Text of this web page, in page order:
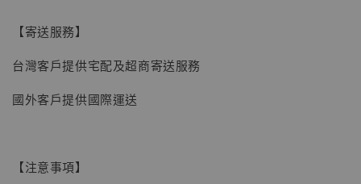
【寄送服務】
台灣客戶提供宅配及超商寄送服務
國外客戶提供國際運送
【注意事項】